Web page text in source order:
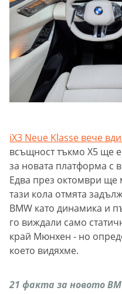
iX3 Neue Klasse вече
всъщност тъкмо Х5 ще
за новата платформа с
Едва през октомври
тази кола отмята
BMW като динамика и
го виждали само
край Мюнхен - но
което видяхме.
21 факта за новото